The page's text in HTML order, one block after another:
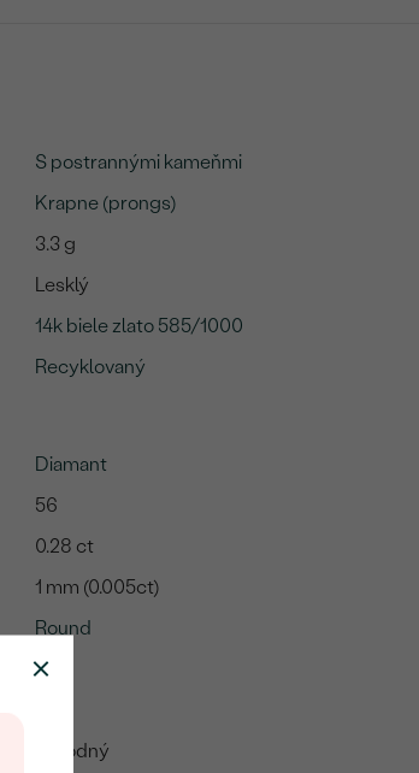
S postrannými kameňmi
Krapne (prongs)
3.3 g
Lesklý
14k biele zlato 585/1000
Recyklovaný
Diamant
56
0.28 ct
1 mm (0.005ct)
Round
SI3
Prírodný